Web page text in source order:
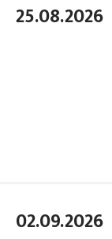
25.08.2026
02.09.2026